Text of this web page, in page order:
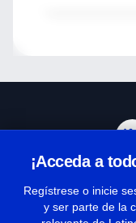
¡Acceda a
Regístrese o inicie
y ser parte de la